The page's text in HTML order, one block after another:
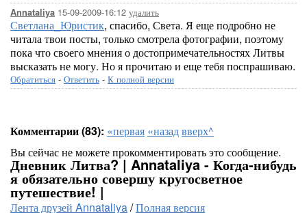
Annataliya 15-09-2009-16:12 удалить
Светлана_Юристик, спасибо, Света. Я еще подробно не
читала твои посты, только смотрела фотографии, поэтому
пока что своего мнения о достопримечательностях Литвы
высказать не могу. Но я прочитаю и еще тебя поспрашиваю.
Обратиться - Ответить - К полной версии
Комментарии (83): «первая «назадвверх^
Вы сейчас не можете прокомментировать это сообщение.
Дневник Литва? | Annataliya - Когда-нибудь
я обязательно совершу кругосветное
путешествие! |
Лента друзей Annataliya/Полная версия